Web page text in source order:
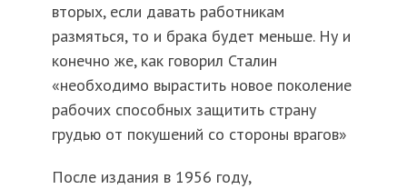
вторых, если давать работникам
размяться, то и брака будет меньше. Ну и
конечно же, как говорил Сталин
«необходимо вырастить новое поколение
рабочих способных защитить страну
грудью от покушений со стороны врагов»
После издания в 1956 году,